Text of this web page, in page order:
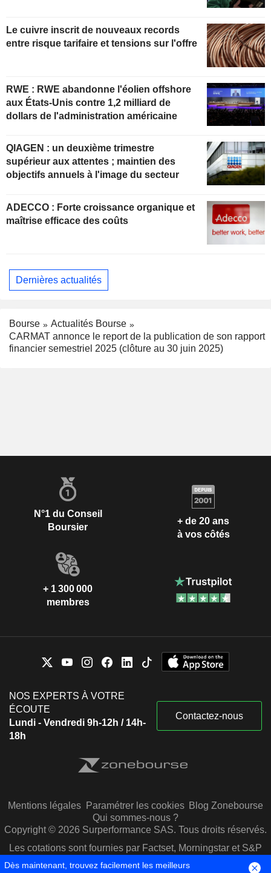
Le cuivre inscrit de nouveaux records
entre risque tarifaire et tensions sur l'offre
RWE : RWE abandonne l'éolien offshore
aux États-Unis contre 1,2 milliard de
dollars de l'administration américaine
QIAGEN : un deuxième trimestre
supérieur aux attentes ; maintien des
objectifs annuels à l'image du secteur
ADECCO : Forte croissance organique et
maîtrise efficace des coûts
Dernières actualités
Bourse
Actualités Bourse
CARMAT annonce le report de la publication de son rapport
financier semestriel 2025 (clôture au 30 juin 2025)
N°1 du Conseil
Boursier
+ de 20 ans
à vos côtés
+ 1 300 000
membres
NOS EXPERTS À VOTRE
ÉCOUTE
Lundi - Vendredi 9h-12h / 14h-
18h
Contactez-nous
Mentions légales Paramétrer les cookies Blog Zonebourse
Qui sommes-nous ?
Copyright © 2026 Surperformance SAS. Tous droits réservés.
Les cotations sont fournies par Factset, Morningstar et S&P
Capital IQ
Dès maintenant, trouvez facilement les meilleurs